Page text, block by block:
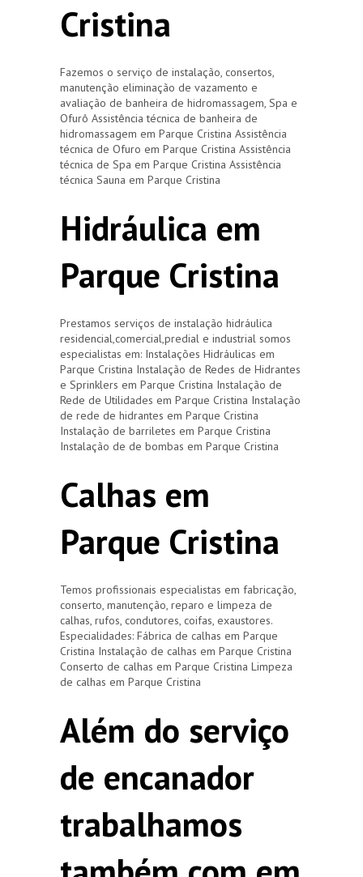
Cristina
Fazemos o serviço de instalação, consertos,
manutenção eliminação de vazamento e
avaliação de banheira de hidromassagem, Spa e
Ofurô Assistência técnica de banheira de
hidromassagem em Parque Cristina Assistência
técnica de Ofuro em Parque Cristina Assistência
técnica de Spa em Parque Cristina Assistência
técnica Sauna em Parque Cristina
Hidráulica em
Parque Cristina
Prestamos serviços de instalação hidráulica
residencial,comercial,predial e industrial somos
especialistas em: Instalações Hidráulicas em
Parque Cristina Instalação de Redes de Hidrantes
e Sprinklers em Parque Cristina Instalação de
Rede de Utilidades em Parque Cristina Instalação
de rede de hidrantes em Parque Cristina
Instalação de barriletes em Parque Cristina
Instalação de de bombas em Parque Cristina
Calhas em
Parque Cristina
Temos profissionais especialistas em fabricação,
conserto, manutenção, reparo e limpeza de
calhas, rufos, condutores, coifas, exaustores.
Especialidades: Fábrica de calhas em Parque
Cristina Instalação de calhas em Parque Cristina
Conserto de calhas em Parque Cristina Limpeza
de calhas em Parque Cristina
Além do serviço
de encanador
trabalhamos